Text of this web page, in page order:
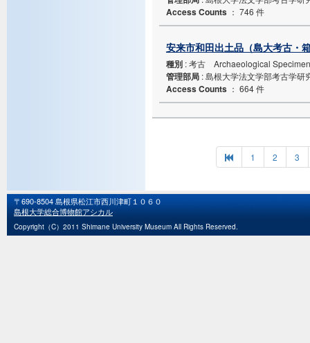
Access Counts ： 746 件
安来市和田出土品（島大考古・
種別 : 考古 Archaeological
管理部局 : 島根大学法文学部考古学研
Access Counts ： 664 件
1 2 3
〒690-8504 島根県松江市西川津町１０６０
島根大学総合博物館アシカル
Copyright（C）2011 Shimane University Museum All Rights Reserved.